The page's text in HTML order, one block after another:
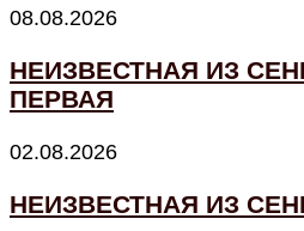
08.08.2026
НЕИЗВЕСТНАЯ ИЗ
ПЕРВАЯ
02.08.2026
НЕИЗВЕСТНАЯ ИЗ